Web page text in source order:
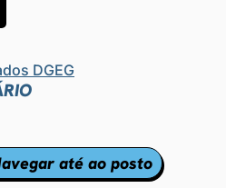
DGEG
até ao posto